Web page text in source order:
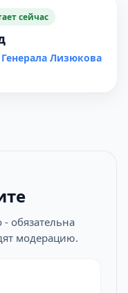
сейчас
Лизюкова
- обязательна
модерацию.